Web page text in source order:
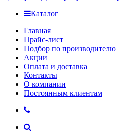
Каталог
Главная
Прайс-лист
Подбор по производителю
Акции
Оплата и доставка
Контакты
О компании
Постоянным клиентам